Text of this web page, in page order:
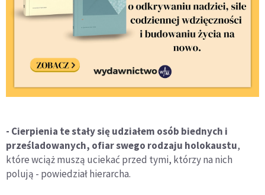
- Cierpienia te stały się udziałem osób biednych i
prześladowanych, ofiar swego rodzaju holokaustu,
które wciąż muszą uciekać przed tymi, którzy na nich
polują - powiedział hierarcha.